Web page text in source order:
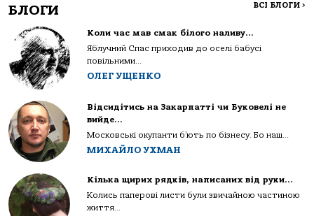
БЛОГИ ВСІ БЛОГИ >
Коли час мав смак білого наливу…
Яблучний Спас приходив до оселі бабусі
повільними...
ОЛЕГ УЩЕНКО
Відсидітись на Закарпатті чи Буковелі не
вийде…
Московські окупанти б’ють по бізнесу. Бо наш...
МИХАЙЛО УХМАН
Кілька щирих рядків, написаних від руки…
Колись паперові листи були звичайною частиною
життя...